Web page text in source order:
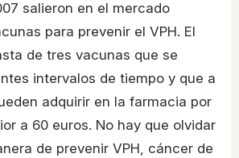
salieron en el mercado
para prevenir el VPH. El
de tres vacunas que se
intervalos de tiempo y que a
adquirir en la farmacia por
a 60 euros. No hay que olvidar
de prevenir VPH, cáncer de